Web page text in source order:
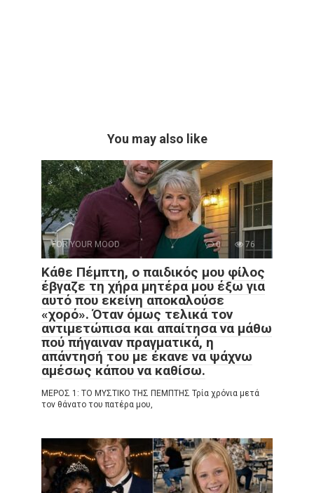
You may also like
FOR YOUR MOOD 0 76
Κάθε Πέμπτη, ο παιδικός μου φίλος
έβγαζε τη χήρα μητέρα μου έξω για
αυτό που εκείνη αποκαλούσε
«χορό». Όταν όμως τελικά τον
αντιμετώπισα και απαίτησα να μάθω
πού πήγαιναν πραγματικά, η
απάντησή του με έκανε να ψάχνω
αμέσως κάπου να καθίσω.
ΜΕΡΟΣ 1: ΤΟ ΜΥΣΤΙΚΟ ΤΗΣ ΠΕΜΠΤΗΣ Τρία χρόνια μετά
τον θάνατο του πατέρα μου,